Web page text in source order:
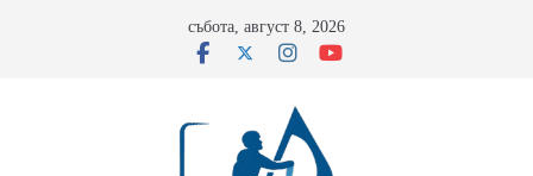
събота, август 8, 2026